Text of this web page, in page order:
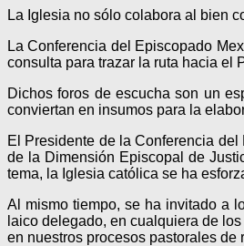
La Iglesia no sólo colabora al bien
La Conferencia del Episcopado
consulta para trazar la ruta hacia el
Dichos foros de escucha son un
conviertan en insumos para la
El Presidente de la Conferencia
de la Dimensión Episcopal de
tema, la Iglesia católica se ha
Al mismo tiempo, se ha invitado a
laico delegado, en cualquiera de
en nuestros procesos pastorales